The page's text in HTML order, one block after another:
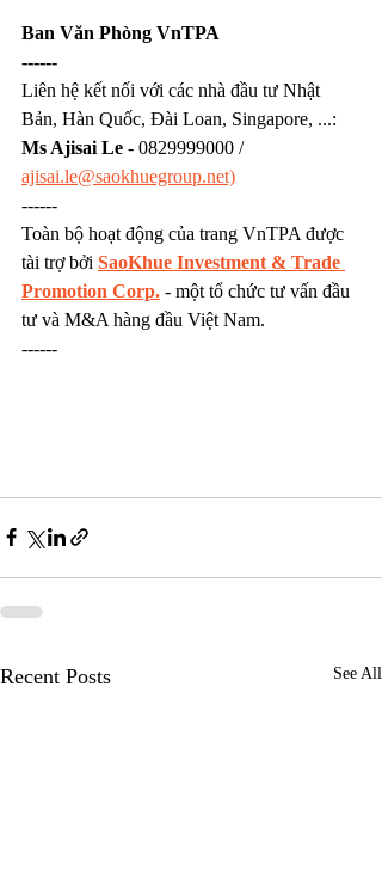
Ban Văn Phòng VnTPA
------
Liên hệ kết nối với các nhà đầu tư Nhật
Bản, Hàn Quốc, Đài Loan, Singapore, ...:
Ms Ajisai Le - 0829999000 /
ajisai.le@saokhuegroup.net)
------
Toàn bộ hoạt động của trang VnTPA được
tài trợ bởi SaoKhue Investment & Trade
Promotion Corp. - một tổ chức tư vấn đầu
tư và M&A hàng đầu Việt Nam.
------
Recent Posts See All